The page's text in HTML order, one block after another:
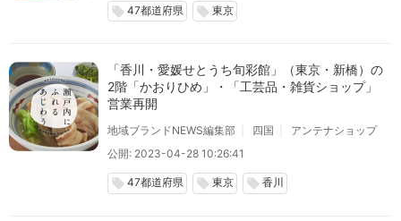
local_offer 47都道府県 local_offer 東京
「香川・愛媛せとうち旬彩館」（東京・新橋）の
2階「かおりひめ」・「工芸品・雑貨ショップ」
営業再開
地域ブランドNEWS編集部 四国
アンテナショップ
公開: 2023-04-28 10:26:41
local_offer 47都道府県 local_offer 東京 local_offer 香川